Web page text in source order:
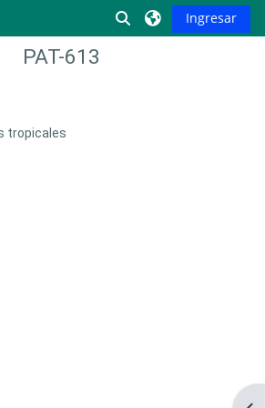
Activar oIngresar
PAT-613
tropicales